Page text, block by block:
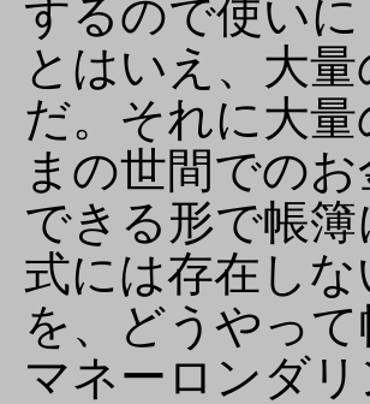
するので使い
とはいえ、大
だ。それに大
まの世間での
できる形で帳
式には存在し
を、どうやっ
マネーロンダ